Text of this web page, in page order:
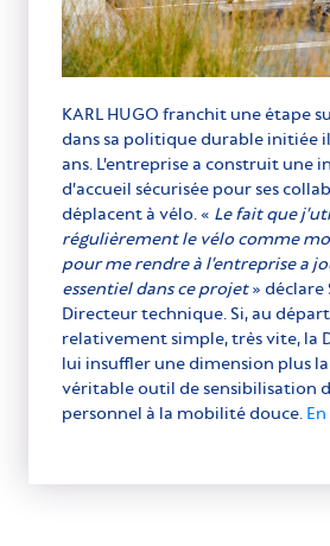
KARL HUGO franchit une étape
dans sa politique durable initiée il
ans. L’entreprise a construit une
d’accueil sécurisée pour ses
déplacent à vélo. « Le fait que
régulièrement le vélo comme
pour me rendre à l’entreprise a
essentiel dans ce projet» déclare
Directeur technique. Si, au
relativement simple, très vite, la
lui insuffler une dimension plus
véritable outil de sensibilisation
personnel à la mobilité douce.